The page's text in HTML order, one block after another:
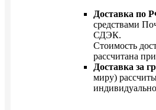
Доставка по
средствами
СДЭК.
Стоимость
рассчитана
Доставка за
миру)